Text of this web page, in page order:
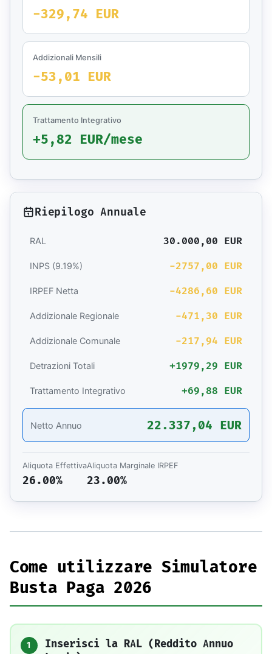
-329,74 EUR
Addizionali Mensili
-53,01 EUR
Trattamento Integrativo
+5,82 EUR/mese
Riepilogo Annuale
RAL 30.000,00 EUR
INPS (9.19%) -2757,00 EUR
IRPEF Netta -4286,60 EUR
Addizionale Regionale -471,30 EUR
Addizionale Comunale -217,94 EUR
Detrazioni Totali +1979,29 EUR
Trattamento Integrativo +69,88 EUR
Netto Annuo 22.337,04 EUR
Aliquota Effettiva
26.00%
Aliquota Marginale IRPEF
23.00%
Come utilizzare Simulatore
Busta Paga 2026
1
Inserisci la RAL (Reddito Annuo